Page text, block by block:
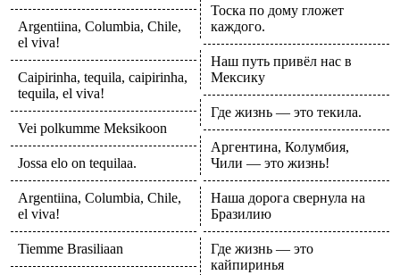
Argentiina, Columbia, Chile,
el viva!
Caipirinha, tequila, caipirinha,
tequila, el viva!
Vei polkumme Meksikoon
Jossa elo on tequilaa.
Argentiina, Columbia, Chile,
el viva!
Tiemme Brasiliaan
Тоска по дому гложет
каждого.
Наш путь привёл нас в
Мексику
Где жизнь — это текила.
Аргентина, Колумбия,
Чили — это жизнь!
Наша дорога свернула на
Бразилию
Где жизнь — это
кайпиринья